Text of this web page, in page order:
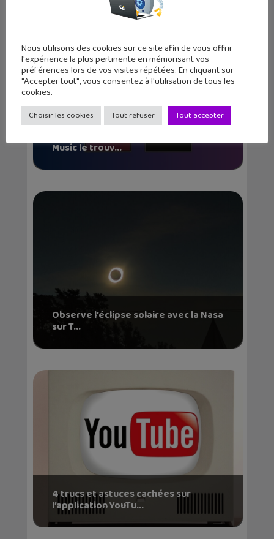
Articles similaires
Music le trouv...
Observe l’éclipse solaire avec la Nasa
sur T...
4 trucs et astuces cachées sur
l’application YouTu...
Nous utilisons des cookies sur ce site afin de vous offrir
l'expérience la plus pertinente en mémorisant vos
préférences lors de vos visites répétées. En cliquant sur
"Accepter tout", vous consentez à l'utilisation de tous les
cookies.
Choisir les cookies Tout refuser Tout accepter